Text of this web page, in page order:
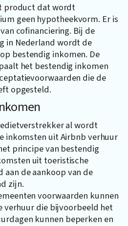
product dat wordt
geen hypotheekvorm. Er is
cofinanciering. Bij de
in Nederland wordt de
bestendig inkomen. De
het bestendig inkomen
die de
opgesteld.
al wordt
inkomsten uit Airbnb verhuur
principe van bestendig
uit toeristische
de aankoop van de
zijn.
voorwaarden kunnen
verhuur die bijvoorbeeld het
kunnen beperken en